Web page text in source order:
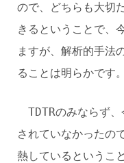
ので、どちらも大切
きるということで、
ますが、解析的手法
ることは明らかです。
TDTRのみならず、
されていなかったの
熱しているというこ